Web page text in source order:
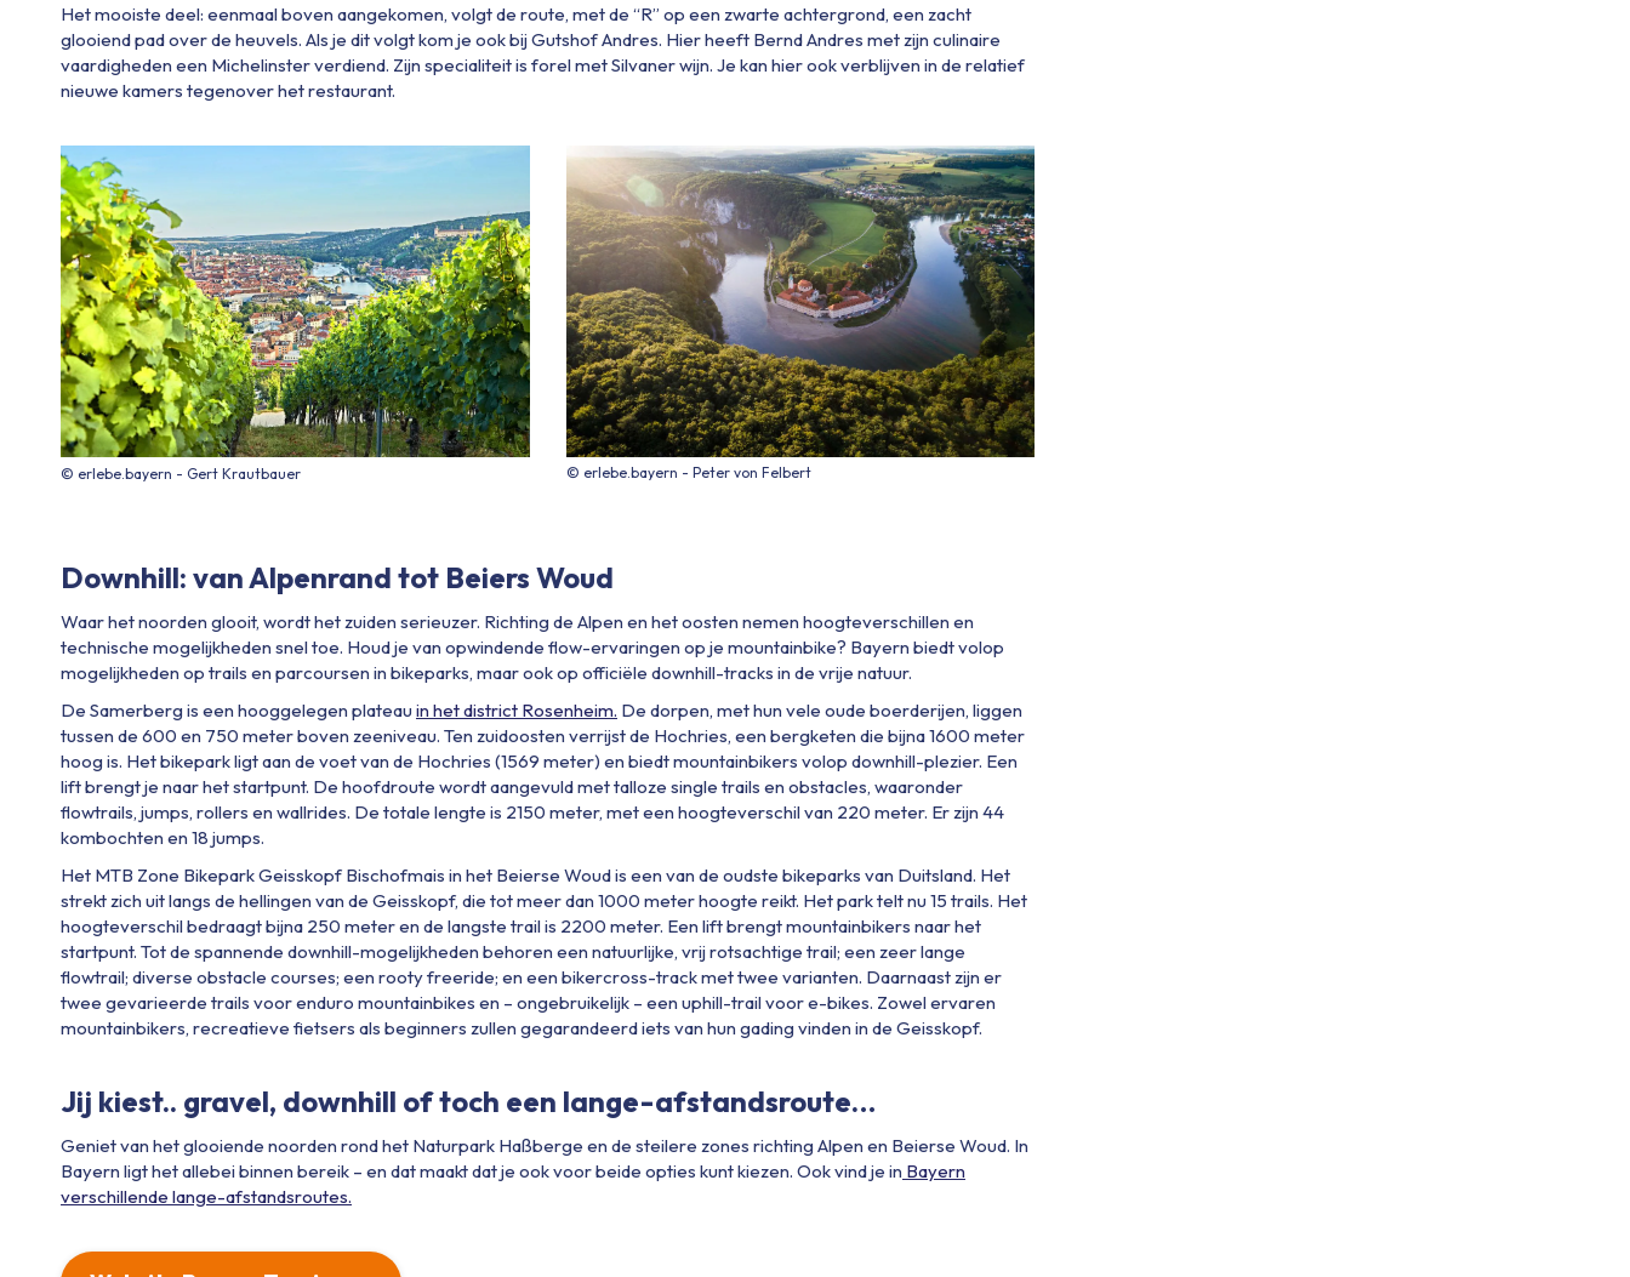
Het mooiste deel: eenmaal boven aangekomen, volgt de route, met de “R” op een zwarte achtergrond, een zacht
glooiend pad over de heuvels. Als je dit volgt kom je ook bij Gutshof Andres. Hier heeft Bernd Andres met zijn culinaire
vaardigheden een Michelinster verdiend. Zijn specialiteit is forel met Silvaner wijn. Je kan hier ook verblijven in de relatief
nieuwe kamers tegenover het restaurant.
© erlebe.bayern - Gert Krautbauer © erlebe.bayern - Peter von Felbert
Downhill: van Alpenrand tot Beiers Woud
Waar het noorden glooit, wordt het zuiden serieuzer. Richting de Alpen en het oosten nemen hoogteverschillen en
technische mogelijkheden snel toe. Houd je van opwindende flow-ervaringen op je mountainbike? Bayern biedt volop
mogelijkheden op trails en parcoursen in bikeparks, maar ook op officiële downhill-tracks in de vrije natuur.
De Samerberg is een hooggelegen plateau in het district Rosenheim. De dorpen, met hun vele oude boerderijen, liggen
tussen de 600 en 750 meter boven zeeniveau. Ten zuidoosten verrijst de Hochries, een bergketen die bijna 1600 meter
hoog is. Het bikepark ligt aan de voet van de Hochries (1569 meter) en biedt mountainbikers volop downhill-plezier. Een
lift brengt je naar het startpunt. De hoofdroute wordt aangevuld met talloze single trails en obstacles, waaronder
flowtrails, jumps, rollers en wallrides. De totale lengte is 2150 meter, met een hoogteverschil van 220 meter. Er zijn 44
kombochten en 18 jumps.
Het MTB Zone Bikepark Geisskopf Bischofmais in het Beierse Woud is een van de oudste bikeparks van Duitsland. Het
strekt zich uit langs de hellingen van de Geisskopf, die tot meer dan 1000 meter hoogte reikt. Het park telt nu 15 trails. Het
hoogteverschil bedraagt ​​bijna 250 meter en de langste trail is 2200 meter. Een lift brengt mountainbikers naar het
startpunt. Tot de spannende downhill-mogelijkheden behoren een natuurlijke, vrij rotsachtige trail; een zeer lange
flowtrail; diverse obstacle courses; een rooty freeride; en een bikercross-track met twee varianten. Daarnaast zijn er
twee gevarieerde trails voor enduro mountainbikes en – ongebruikelijk – een uphill-trail voor e-bikes. Zowel ervaren
mountainbikers, recreatieve fietsers als beginners zullen gegarandeerd iets van hun gading vinden in de Geisskopf.
Jij kiest.. gravel, downhill of toch een lange-afstandsroute…
Geniet van het glooiende noorden rond het Naturpark Haßberge en de steilere zones richting Alpen en Beierse Woud. In
Bayern ligt het allebei binnen bereik – en dat maakt dat je ook voor beide opties kunt kiezen. Ook vind je in Bayern
verschillende lange-afstandsroutes.